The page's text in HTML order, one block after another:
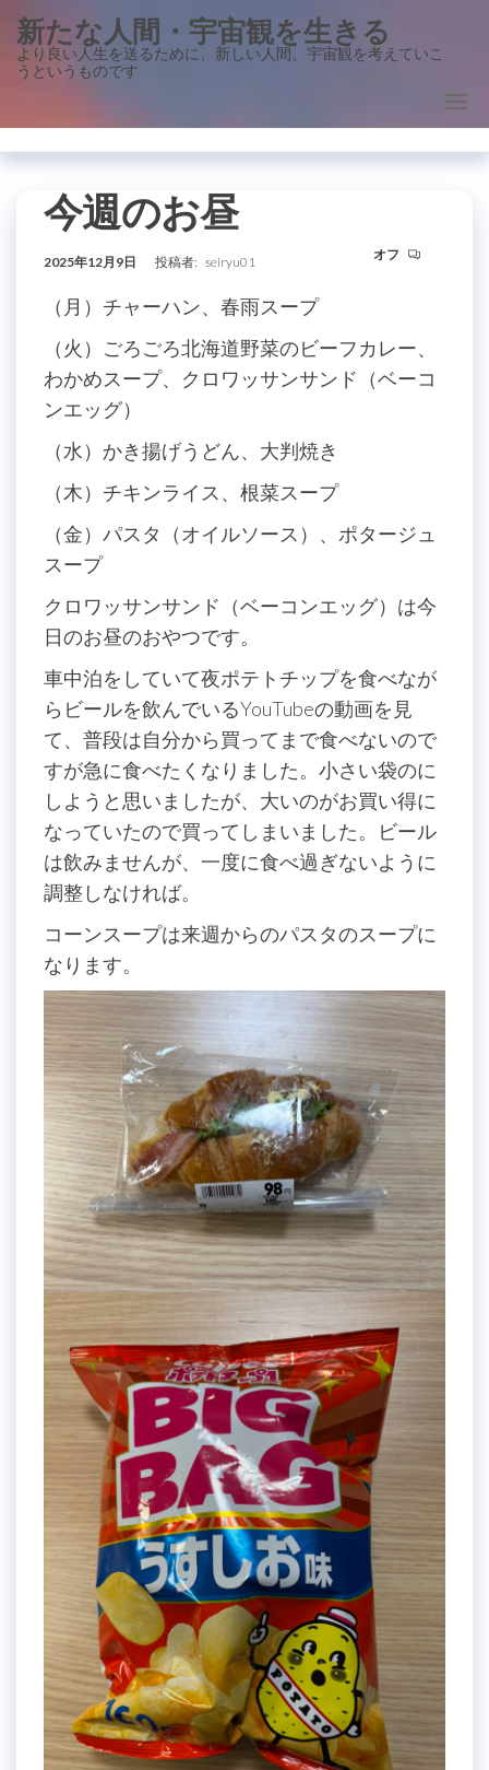
ン
に
新たな人間・宇宙観を生きる
より良い人生を送るために、新しい人間、宇宙観を考えていこ
うというものです
今週のお昼
2025年12月9日 投稿者: seiryu01 オフ
（月）チャーハン、春雨スープ
（火）ごろごろ北海道野菜のビーフカレー、
わかめスープ、クロワッサンサンド（ベーコ
ンエッグ）
（水）かき揚げうどん、大判焼き
（木）チキンライス、根菜スープ
（金）パスタ（オイルソース）、ポタージュ
スープ
クロワッサンサンド（ベーコンエッグ）は今
日のお昼のおやつです。
車中泊をしていて夜ポテトチップを食べなが
らビールを飲んでいるYouTubeの動画を見
て、普段は自分から買ってまで食べないので
すが急に食べたくなりました。小さい袋のに
しようと思いましたが、大いのがお買い得に
なっていたので買ってしまいました。ビール
は飲みませんが、一度に食べ過ぎないように
調整しなければ。
コーンスープは来週からのパスタのスープに
なります。